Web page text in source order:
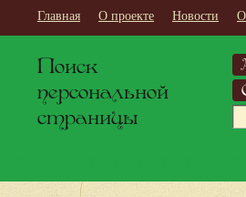
Главная О проекте Новости
Поиск
персональной
страницы